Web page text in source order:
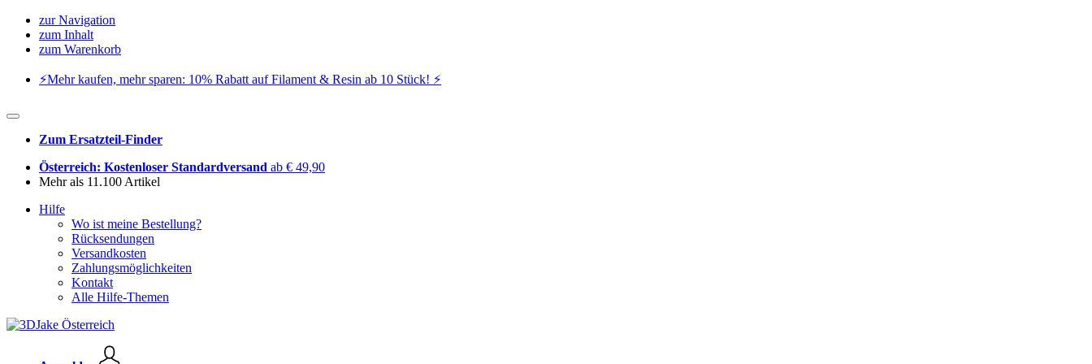
zur Navigation
zum Inhalt
zum Warenkorb
⚡️Mehr kaufen, mehr sparen: 10% Rabatt auf Filament & Resin ab 10 Stück! ⚡️
Zum Ersatzteil-Finder
Österreich: Kostenloser Standardversand ab € 49,90
Mehr als 11.100 Artikel
Hilfe
Wo ist meine Bestellung?
Rücksendungen
Versandkosten
Zahlungsmöglichkeiten
Kontakt
Alle Hilfe-Themen